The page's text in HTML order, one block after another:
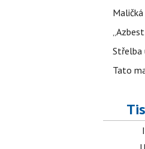
Střelba
Tato